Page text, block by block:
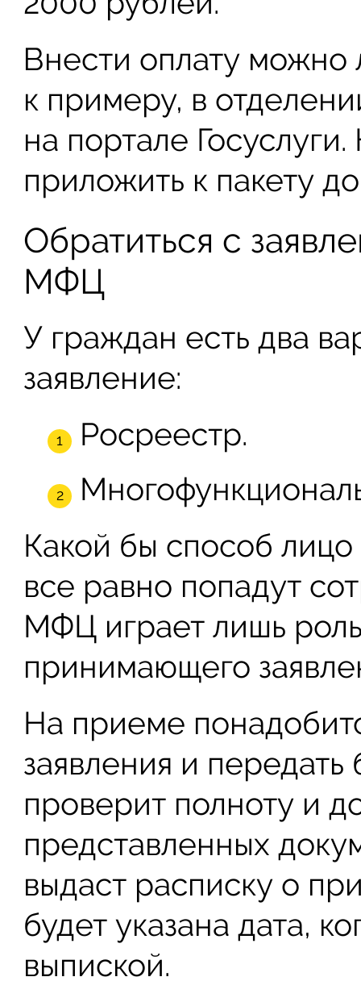
Внести оплату
к примеру, в
на портале
приложить к пакету
Обратиться с
МФЦ
У граждан есть два
заявление:
Росреестр.
Какой бы способ
все равно попадут
МФЦ играет лишь
принимающего
На приеме
заявления и
проверит полноту и
представленных
выдаст расписку о
будет указана дата,
выпиской.